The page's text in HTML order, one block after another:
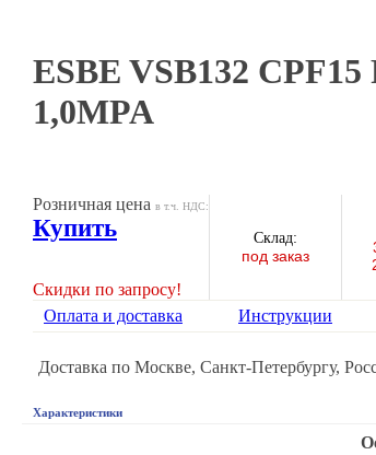
ESBE VSB132
1,0MPA
Розничная цена в т.ч. НДС:
Купить
Скидки по запросу!
Склад:
под заказ
Оплата и доставка Инструкции
Доставка по Москве, Санкт-Петербургу,
Характеристики